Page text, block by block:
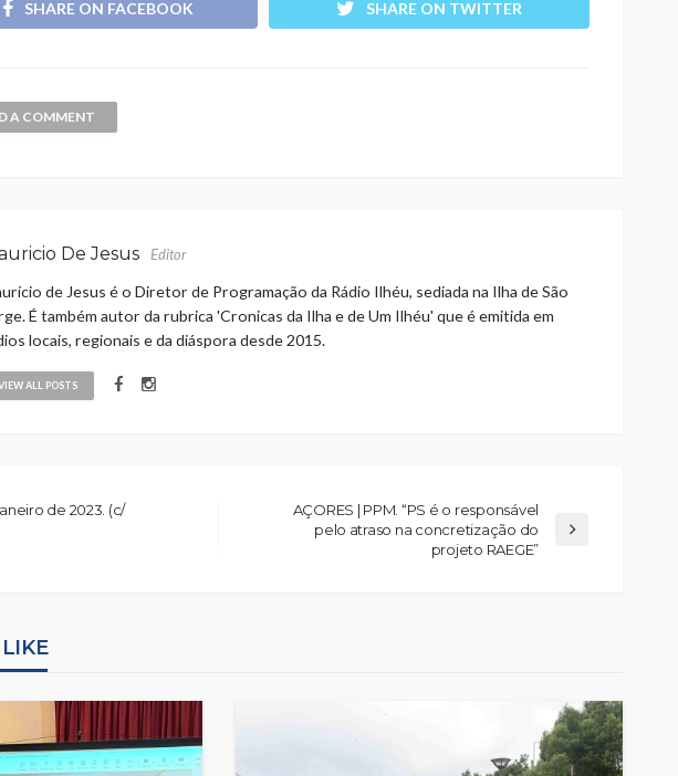
SHARE ON FACEBOOK SHARE ON TWITTER
A COMMENT
De Jesus Editor
de Jesus é o Diretor de Programação da Rádio Ilhéu, sediada na Ilha de São
É também autor da rubrica 'Cronicas da Ilha e de Um Ilhéu' que é emitida em
locais, regionais e da diáspora desde 2015.
ALL POSTS
de 2023. (c/
AÇORES | PPM. “PS é o responsável
pelo atraso na concretização do
projeto RAEGE”